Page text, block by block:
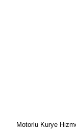
Motorlu Kurye